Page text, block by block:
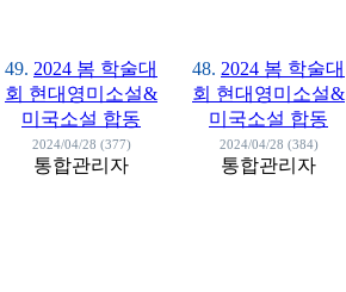
49. 2024 봄 학술대
회 현대영미소설&
미국소설 합동
2024/04/28 (377)
통합관리자
48. 2024 봄 학술대
회 현대영미소설&
미국소설 합동
2024/04/28 (384)
통합관리자